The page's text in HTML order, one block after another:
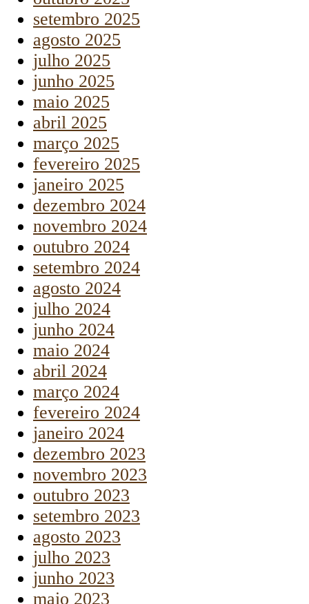
setembro 2025
agosto 2025
julho 2025
junho 2025
maio 2025
abril 2025
março 2025
fevereiro 2025
janeiro 2025
dezembro 2024
novembro 2024
outubro 2024
setembro 2024
agosto 2024
julho 2024
junho 2024
maio 2024
abril 2024
março 2024
fevereiro 2024
janeiro 2024
dezembro 2023
novembro 2023
outubro 2023
setembro 2023
agosto 2023
julho 2023
junho 2023
maio 2023